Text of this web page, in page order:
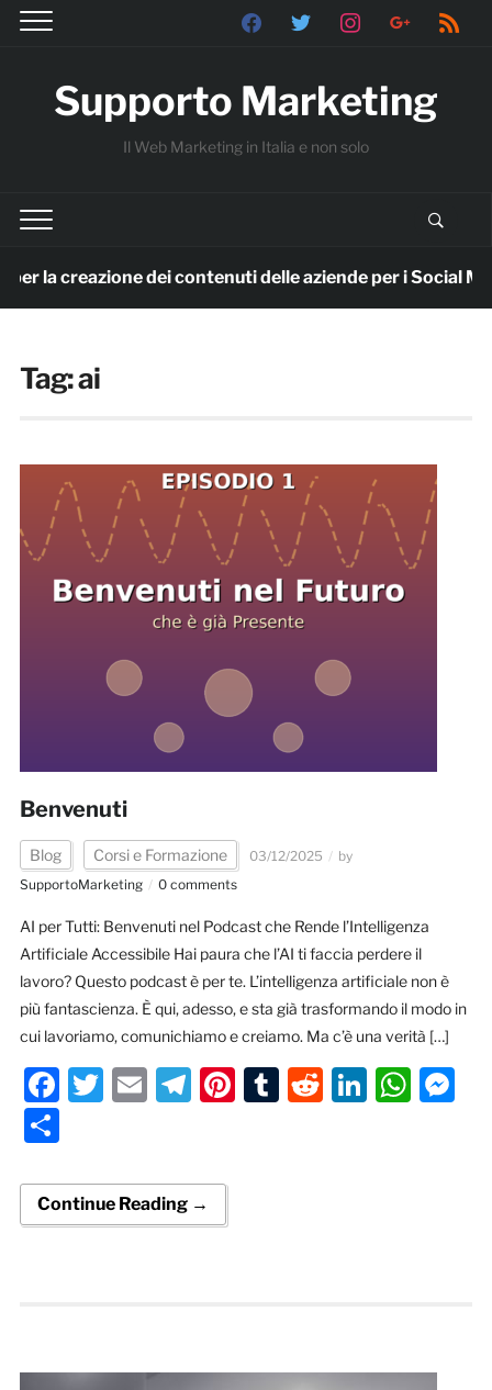
facebooktwitter instagramgoogle rss
Supporto Marketing
Il Web Marketing in Italia e non solo
la creazione dei contenuti delle aziende per i Social Media
Tag:ai
Benvenuti
Blog Corsi e Formazione 03/12/2025
by
SupportoMarketing
0 comments
AI per Tutti: Benvenuti nel Podcast che Rende l’Intelligenza
Artificiale Accessibile Hai paura che l’AI ti faccia perdere il
lavoro? Questo podcast è per te. L’intelligenza artificiale non è
più fantascienza. È qui, adesso, e sta già trasformando il modo in
cui lavoriamo, comunichiamo e creiamo. Ma c’è una verità […]
Facebook
Twitter
EmailTelegram
Pinterest
Tumblr
Reddit
Condividi
Continue Reading →